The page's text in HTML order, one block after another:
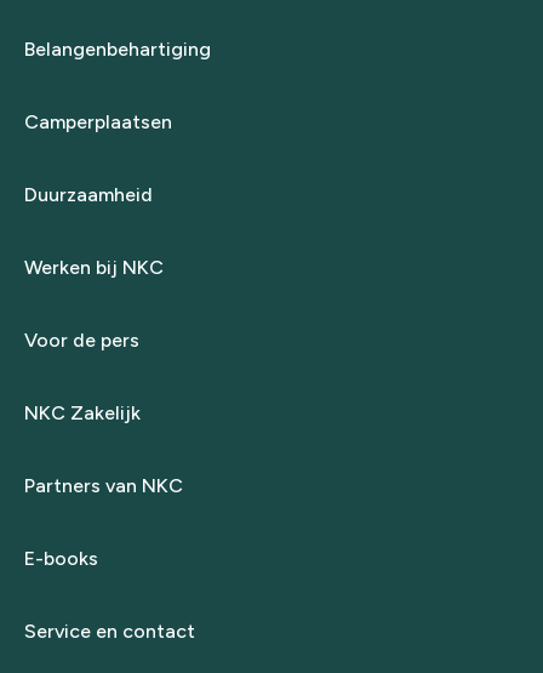
Belangenbehartiging
Camperplaatsen
Duurzaamheid
Werken bij NKC
Voor de pers
NKC Zakelijk
Partners van NKC
E-books
Service en contact